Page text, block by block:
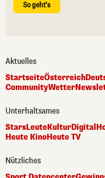
So geht's
Aktuelles
StartseiteÖsterreich
CommunityWetter
Unterhaltsames
StarsLeuteKulturDigital
Heute KinoHeute TV
Nützliches